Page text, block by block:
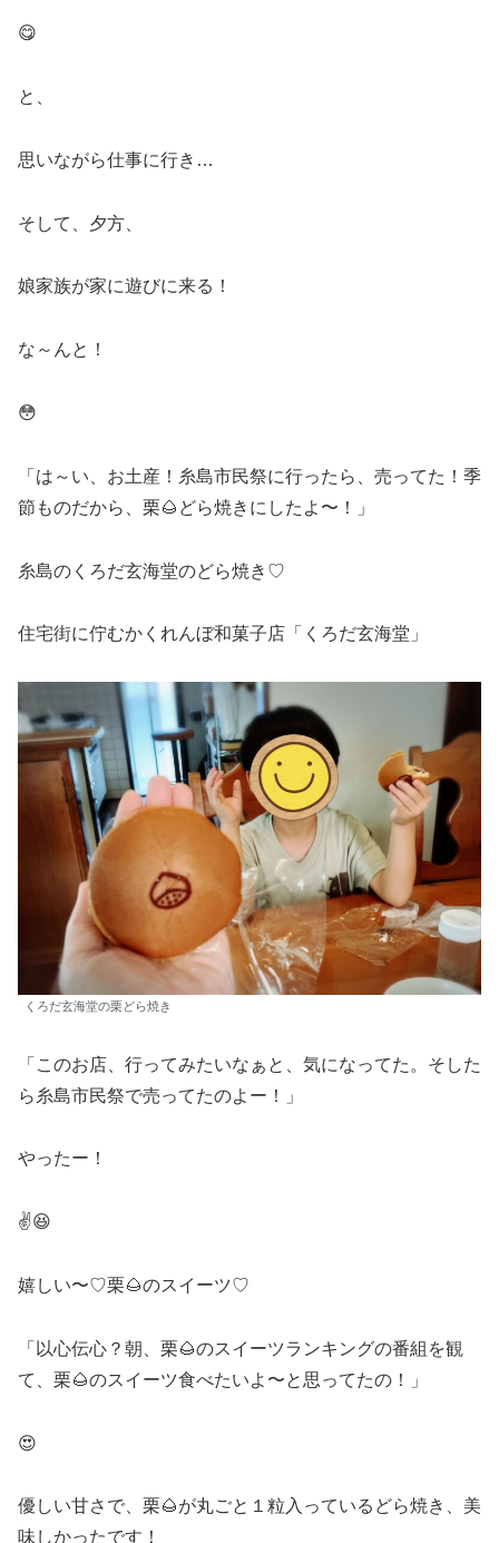
😋
と、
思いながら仕事に行き…
そして、夕方、
娘家族が家に遊びに来る！
な～んと！
😳
「は～い、お土産！糸島市民祭に行ったら、売ってた！季
節ものだから、栗🌰どら焼きにしたよ〜！」
糸島のくろだ玄海堂のどら焼き♡
住宅街に佇むかくれんぼ和菓子店「くろだ玄海堂」
くろだ玄海堂の栗どら焼き
「このお店、行ってみたいなぁと、気になってた。そした
ら糸島市民祭で売ってたのよー！」
やったー！
✌️😆
嬉しい〜♡栗🌰のスイーツ♡
「以心伝心？朝、栗🌰のスイーツランキングの番組を観
て、栗🌰のスイーツ食べたいよ〜と思ってたの！」
😍
優しい甘さで、栗🌰が丸ごと１粒入っているどら焼き、美
味しかったです！